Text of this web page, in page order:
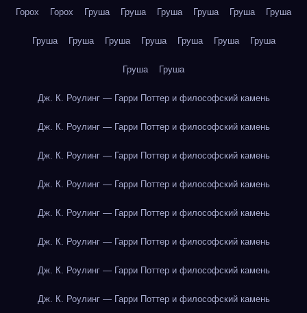
Горох Горох Груша Груша Груша Груша Груша Груша
Груша Груша Груша Груша Груша Груша Груша
Груша Груша
Дж. К. Роулинг — Гарри Поттер и философский камень
Дж. К. Роулинг — Гарри Поттер и философский камень
Дж. К. Роулинг — Гарри Поттер и философский камень
Дж. К. Роулинг — Гарри Поттер и философский камень
Дж. К. Роулинг — Гарри Поттер и философский камень
Дж. К. Роулинг — Гарри Поттер и философский камень
Дж. К. Роулинг — Гарри Поттер и философский камень
Дж. К. Роулинг — Гарри Поттер и философский камень